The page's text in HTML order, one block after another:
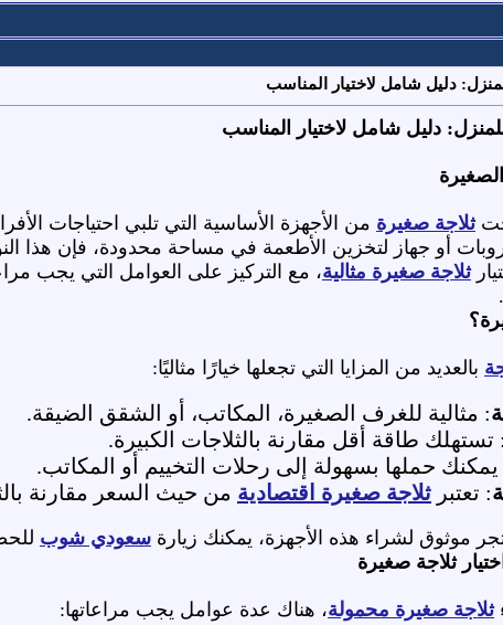
دليل شامل لاختيار المناسب
دليل شامل لاختيار المناسب
ثلاجة صغيرة من الأجهزة الأساسية التي تلبي احتياجات
أو جهاز لتخزين الأطعمة في مساحة محدودة، فإن هذا
ثلاجة صغيرة مثالية
بالعديد من المزايا التي تجعلها خيارًا مثاليًا:
: مثالية للغرف الصغيرة، المكاتب، أو الشقق الضيقة.
: تستهلك طاقة أقل مقارنة بالثلاجات الكبيرة.
يمكنك حملها بسهولة إلى رحلات التخييم أو المكاتب.
: تعتبر ثلاجة صغيرة اقتصادية من حيث السعر مقارنة
موثوق لشراء هذه الأجهزة، يمكنك زيارة سعودي شوب
ثلاجة صغيرة
ثلاجة صغيرة محمولة، هناك عدة عوامل يجب مراعاتها: